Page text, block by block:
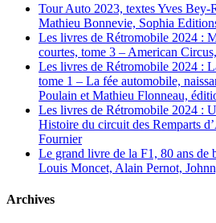
Tour Auto 2023, textes Yves Bey-
Mathieu Bonnevie, Sophia
Les livres de Rétromobile 2024 :
courtes, tome 3 – American
Les livres de Rétromobile 2024 :
tome 1 – La fée automobile,
Poulain et Mathieu Flonneau,
Les livres de Rétromobile 2024 :
Histoire du circuit des Remparts
Fournier
Le grand livre de la F1, 80 ans de
Louis Moncet, Alain Pernot,
Archives